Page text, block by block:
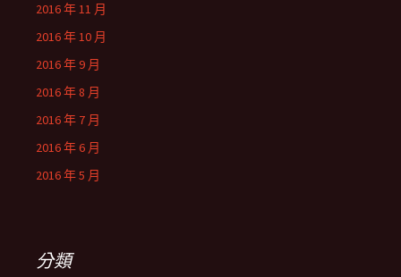
2016 年 11 月
2016 年 10 月
2016 年 9 月
2016 年 8 月
2016 年 7 月
2016 年 6 月
2016 年 5 月
分類